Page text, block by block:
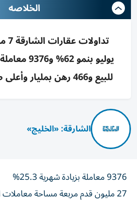
الخلاصه
للبيع و466 رهن بمليار وأعلى صفقة 850 مليون
الشارقة: «الخليج»
9376 معاملة بزيادة شهرية 25.3%
27 مليون قدم مربعة مساحة معاملات البيع